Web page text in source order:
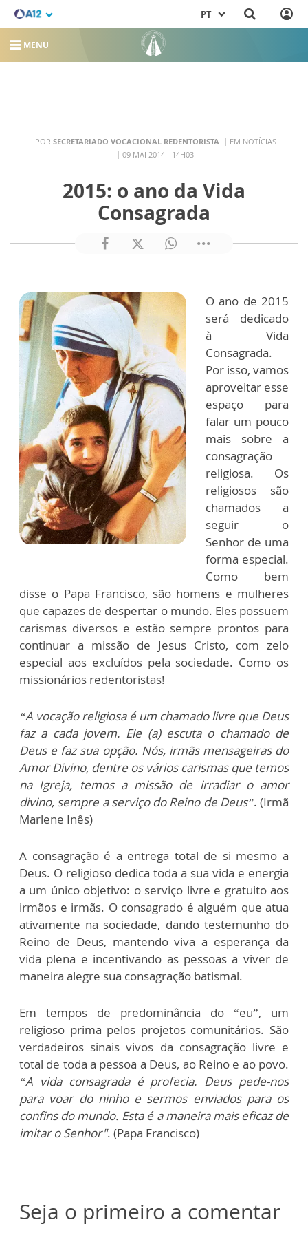
PT
MENU
POR SECRETARIADO VOCACIONAL REDENTORISTA
EM NOTÍCIAS
09 MAI 2014 - 14H03
2015: o ano da Vida
Consagrada
O ano de 2015
será dedicado
à Vida
Consagrada.
Por isso, vamos
aproveitar esse
espaço para
falar um pouco
mais sobre a
consagração
religiosa. Os
religiosos são
chamados a
seguir o
Senhor de uma
forma especial.
Como bem
disse o Papa Francisco, são homens e mulheres
que capazes de despertar o mundo. Eles possuem
carismas diversos e estão sempre prontos para
continuar a missão de Jesus Cristo, com zelo
especial aos excluídos pela sociedade. Como os
missionários redentoristas!
“A vocação religiosa é um chamado livre que Deus
faz a cada jovem. Ele (a) escuta o chamado de
Deus e faz sua opção. Nós, irmãs mensageiras do
Amor Divino, dentre os vários carismas que temos
na Igreja, temos a missão de irradiar o amor
divino, sempre a serviço do Reino de Deus”. (Irmã
Marlene Inês)
A consagração é a entrega total de si mesmo a
Deus. O religioso dedica toda a sua vida e energia
a um único objetivo: o serviço livre e gratuito aos
irmãos e irmãs. O consagrado é alguém que atua
ativamente na sociedade, dando testemunho do
Reino de Deus, mantendo viva a esperança da
vida plena e incentivando as pessoas a viver de
maneira alegre sua consagração batismal.
Em tempos de predominância do “eu”, um
religioso prima pelos projetos comunitários. São
verdadeiros sinais vivos da consagração livre e
total de toda a pessoa a Deus, ao Reino e ao povo.
“A vida consagrada é profecia. Deus pede-nos
para voar do ninho e sermos enviados para os
confins do mundo. Esta é a maneira mais eficaz de
imitar o Senhor". (Papa Francisco)
Seja o primeiro a comentar